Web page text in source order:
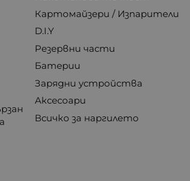
Картомайзери / Изпарители
D.I.Y
Резервни части
Батерии
Зарядни устройства
Аксесоари
Всичко за наргилето